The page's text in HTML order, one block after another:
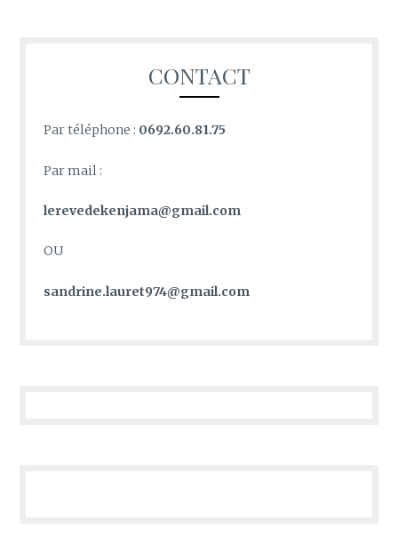
CONTACT
Par téléphone : 0692.60.81.75
Par mail :
lerevedekenjama@gmail.com
OU
sandrine.lauret974@gmail.com